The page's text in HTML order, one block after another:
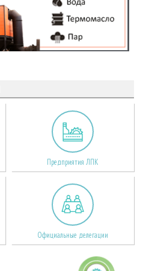
Предприятия ЛПК
Официальные делегации